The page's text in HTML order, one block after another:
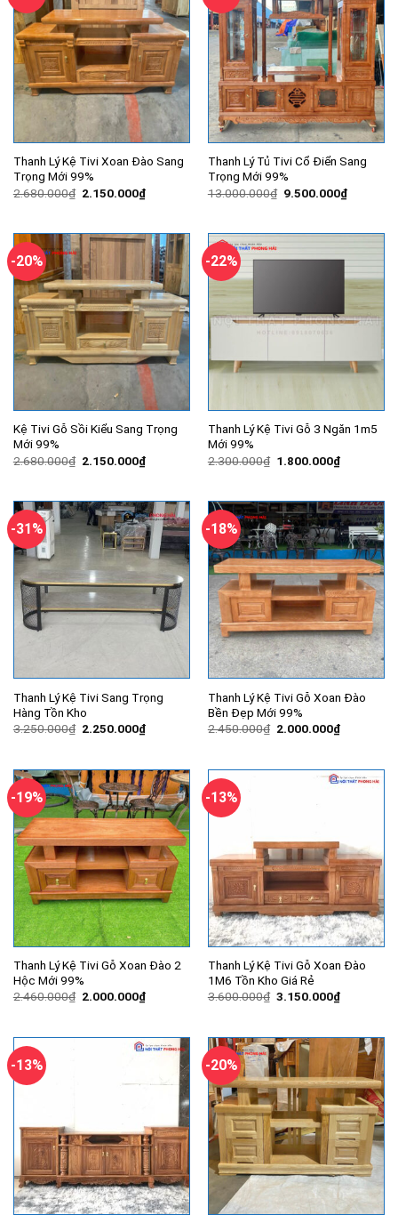
Thanh Lý Kệ Tivi Xoan Đào Sang
Trọng Mới 99%
2.680.000₫ Giá
2.150.000₫Giá
hiện
2.150.000₫.
Thanh Lý Tủ Tivi Cổ Điển Sang
Trọng Mới 99%
13.000.000₫ Giá
9.500.000₫Giá
hiện
-20%
Kệ Tivi Gỗ Sồi Kiểu Sang Trọng
Mới 99%
2.680.000₫ Giá
2.150.000₫Giá
hiện
2.150.000₫.
-22%
Thanh Lý Kệ Tivi Gỗ 3 Ngăn 1m5
Mới 99%
2.300.000₫ Giá
1.800.000₫Giá
hiện
-31%
Thanh Lý Kệ Tivi Sang Trọng
Hàng Tồn Kho
3.250.000₫ Giá
2.250.000₫Giá
hiện
2.250.000₫.
-18%
Thanh Lý Kệ Tivi Gỗ Xoan Đào
Bền Đẹp Mới 99%
2.450.000₫ Giá
2.000.000₫Giá
hiện
-19%
Thanh Lý Kệ Tivi Gỗ Xoan Đào 2
Hộc Mới 99%
2.460.000₫ Giá
2.000.000₫Giá
hiện
2.000.000₫.
-13%
Thanh Lý Kệ Tivi Gỗ Xoan Đào
1M6 Tồn Kho Giá Rẻ
3.600.000₫ Giá
3.150.000₫Giá
hiện
-13% -20%